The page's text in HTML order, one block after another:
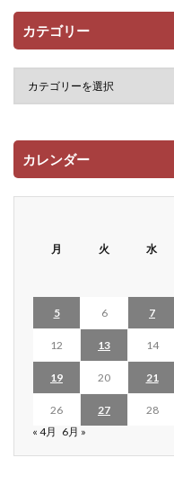
カテゴリー
カレンダー
月 火 水
5 6 7
12 13 14
19 20 21
26 27 28
« 4月 6月 »